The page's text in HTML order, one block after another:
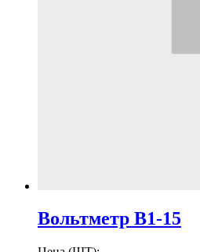
Вольтметр В1-15